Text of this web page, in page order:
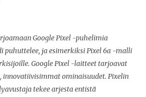
Google Pixel -puhelimia
puhuttelee, ja esimerkiksi Pixel 6a -malli
Google Pixel -laitteet tarjoavat
ominaisuudet. Pixelin
tekee arjesta entistä